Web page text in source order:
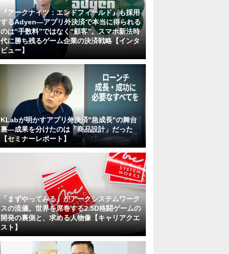
『アークナイツ：エンドフィールド』も採用
するAdyen―アプリ外決済で本当に得られる
のは“手数料”ではなく“顧客”。スマホ新法時
代に勝ち残るゲーム企業の決済戦略【インタ
ビュー】
KLabが明かすアプリ外決済"急成長"の舞台
裏―成果を分けたのは「商品設計」だった
【セミナーレポート】
「まずやってみる」がアークシステムワーク
スの流儀。世界を席巻する2.5D格闘ゲームの
開発の裏側と、求める人物像【キャリアクエ
スト】